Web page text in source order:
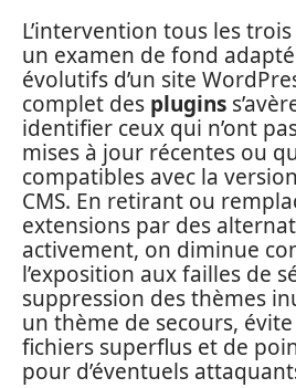
L’intervention tous les
un examen de fond
évolutifs d’un site
complet des plugins
identifier ceux qui n’ont
mises à jour récentes ou
compatibles avec la
CMS. En retirant ou
extensions par des
activement, on diminue
l’exposition aux failles de
suppression des thèmes
un thème de secours,
fichiers superflus et de
pour d’éventuels